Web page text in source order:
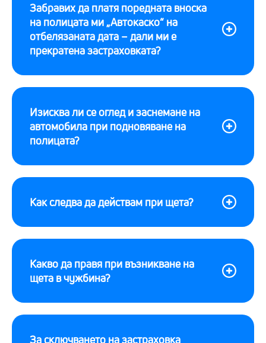
Забравих да платя поредната вноска
на полицата ми „Автокаско“ на
отбелязаната дата – дали ми е
прекратена застраховката?
Изисква ли се оглед и заснемане на
автомобила при подновяване на
полицата?
Как следва да действам при щета?
Какво да правя при възникване на
щета в чужбина?
За сключването на застраховка